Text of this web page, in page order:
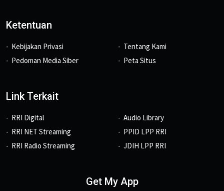
Ketentuan
Kebijakan Privasi
Pedoman Media Siber
Tentang Kami
Peta Situs
Link Terkait
RRI Digital
RRI NET Streaming
RRI Radio Streaming
Audio Library
PPID LPP RRI
JDIH LPP RRI
Get My App